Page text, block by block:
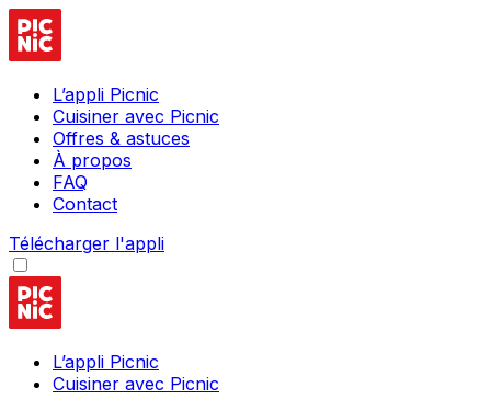
L’appli Picnic
Cuisiner avec Picnic
Offres & astuces
À propos
FAQ
Contact
Télécharger l'appli
L’appli Picnic
Cuisiner avec Picnic